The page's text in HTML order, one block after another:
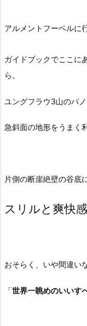
アルメントフーベルに
ガイドブックでここに
ら。
ユングフラウ3山のパノ
急斜面の地形をうまく
片側の断崖絶壁の谷底
スリルと爽快感
おそらく、いや間違い
「世界一眺めのいいす